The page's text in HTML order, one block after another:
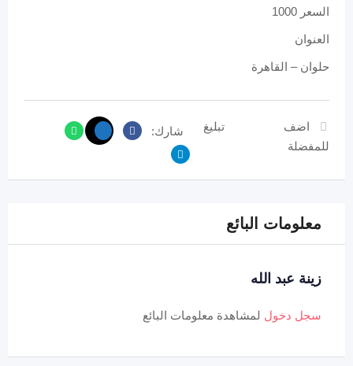
السعر 1000
العنوان
حلوان – القاهرة
اضف
للمفضلة
تبليغ شارك:
معلومات البائع
زينة عبد الله
سجل دخول لمشاهدة معلومات البائع